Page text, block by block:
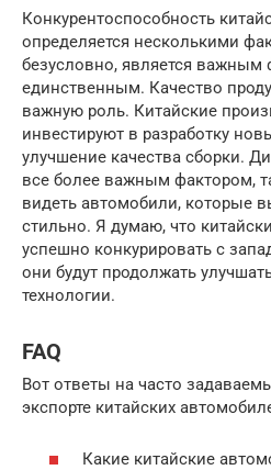
Конкурентоспособность
определяется несколькими
безусловно, является важным
единственным. Качество
важную роль. Китайские
инвестируют в разработку
улучшение качества сборки.
все более важным фактором,
видеть автомобили, которые
стильно. Я думаю, что
успешно конкурировать с
они будут продолжать
технологии.
FAQ
Вот ответы на часто
экспорте китайских
Какие китайские